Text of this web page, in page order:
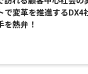
で変革を推進するDX4
を熱弁！